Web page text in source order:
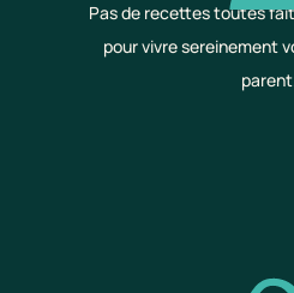
Pas de recettes toutes
pour vivre sereinement